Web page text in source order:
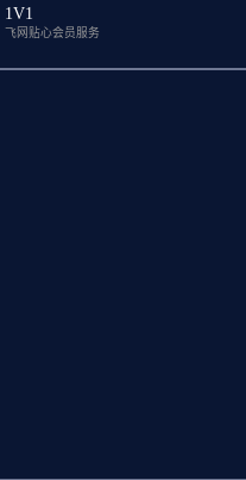
1V1
飞网贴心会员服务